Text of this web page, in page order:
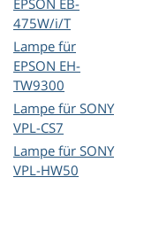
EPSON EB-
475W/i/T
Lampe für
EPSON EH-
TW9300
Lampe für SONY
VPL-CS7
Lampe für SONY
VPL-HW50